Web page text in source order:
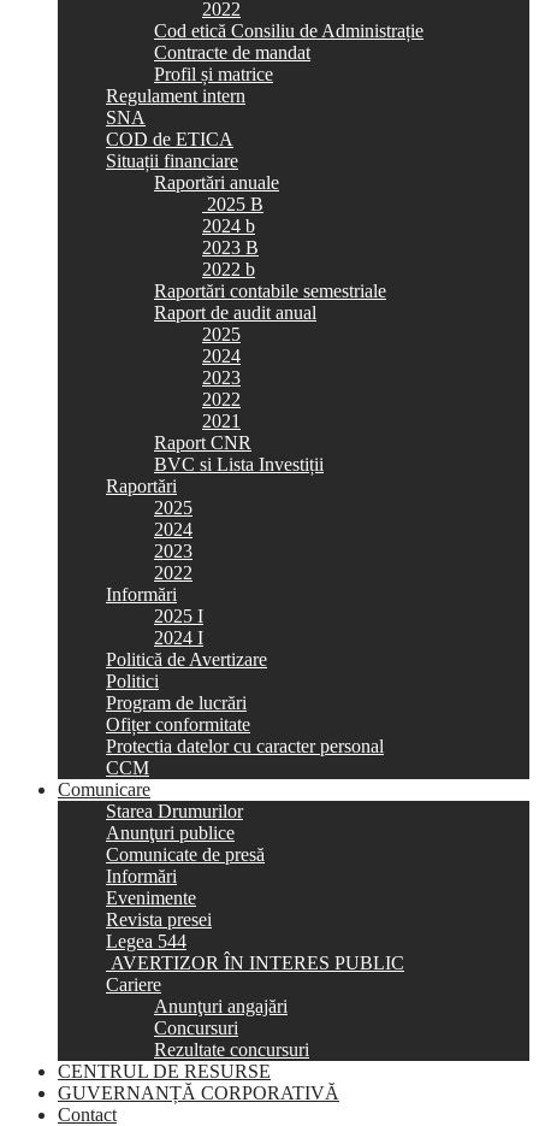
2022
Cod etică Consiliu de Administrație
Contracte de mandat
Profil și matrice
Regulament intern
SNA
COD de ETICA
Situații financiare
Raportări anuale
2025 B
2024 b
2023 B
2022 b
Raportări contabile semestriale
Raport de audit anual
2025
2024
2023
2022
2021
Raport CNR
BVC si Lista Investiții
Raportări
2025
2024
2023
2022
Informări
2025 I
2024 I
Politică de Avertizare
Politici
Program de lucrări
Ofițer conformitate
Protectia datelor cu caracter personal
CCM
Comunicare
Starea Drumurilor
Anunţuri publice
Comunicate de presă
Informări
Evenimente
Revista presei
Legea 544
AVERTIZOR ÎN INTERES PUBLIC
Cariere
Anunţuri angajări
Concursuri
Rezultate concursuri
CENTRUL DE RESURSE
GUVERNANȚĂ CORPORATIVĂ
Contact